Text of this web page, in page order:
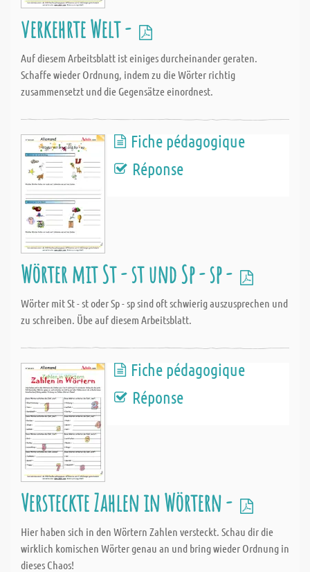
verkehrte Welt -
Auf diesem Arbeitsblatt ist einiges durcheinander geraten.
Schaffe wieder Ordnung, indem zu die Wörter richtig
zusammensetzt und die Gegensätze einordnest.
Fiche pédagogique
Réponse
Wörter mit St - st und Sp - sp -
Wörter mit St - st oder Sp - sp sind oft schwierig auszusprechen und
zu schreiben. Übe auf diesem Arbeitsblatt.
Fiche pédagogique
Réponse
Versteckte Zahlen in Wörtern -
Hier haben sich in den Wörtern Zahlen versteckt. Schau dir die
wirklich komischen Wörter genau an und bring wieder Ordnung in
dieses Chaos!